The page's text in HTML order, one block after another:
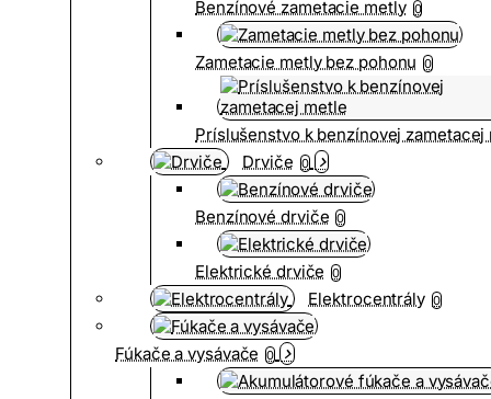
Benzínové zametacie metly 0
Zametacie metly bez pohonu 0
Príslušenstvo k benzínovej zametacej
Drviče 0
Benzínové drviče 0
Elektrické drviče 0
Elektrocentrály 0
Fúkače a vysávače 0